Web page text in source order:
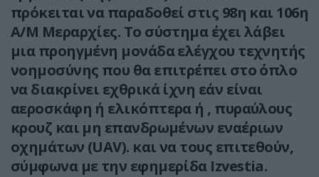
πρόκειται να παραδοθεί στις 98η και 106η
Α/Μ Μεραρχίες. Το σύστημα έχει λάβει
μια προηγμένη μονάδα ελέγχου τεχνητής
νοημοσύνης που θα επιτρέπει στο όπλο
να διακρίνει εχθρικά ίχνη εάν είναι
αεροσκάφη ή ελικόπτερα ή , πυραύλους
κρουζ και μη επανδρωμένων εναέριων
οχημάτων (UAV). και να τους επιτεθούν,
σύμφωνα με την εφημερίδα Izvestia.